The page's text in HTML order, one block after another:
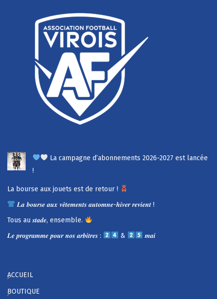
La campagne d’abonnements 2026-2027 est lancée
!
La bourse aux jouets est de retour !
𝑳𝒂 𝒃𝒐𝒖𝒓𝒔𝒆 𝒂𝒖𝒙 𝒗𝒆̂𝒕𝒆𝒎𝒆𝒏𝒕𝒔 𝒂𝒖𝒕𝒐𝒎𝒏𝒆-𝒉𝒊𝒗𝒆𝒓 𝒓𝒆𝒗𝒊𝒆𝒏𝒕 !
Tous au 𝒔𝒕𝒂𝒅𝒆, ensemble.
𝑳𝒆 𝒑𝒓𝒐𝒈𝒓𝒂𝒎𝒎𝒆 𝒑𝒐𝒖𝒓 𝒏𝒐𝒔 𝒂𝒓𝒃𝒊𝒕𝒓𝒆𝒔 :
& 𝒎𝒂𝒊
ACCUEIL
BOUTIQUE